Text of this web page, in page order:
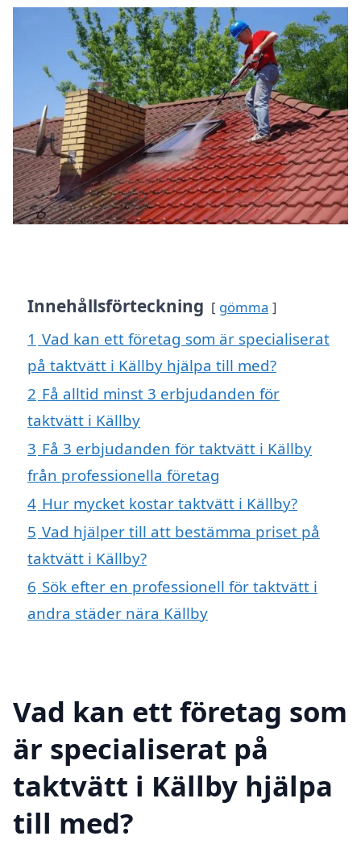
Innehållsförteckning gömma
1 Vad kan ett företag som är specialiserat
på taktvätt i Källby hjälpa till med?
2 Få alltid minst 3 erbjudanden för
taktvätt i Källby
3 Få 3 erbjudanden för taktvätt i Källby
från professionella företag
4 Hur mycket kostar taktvätt i Källby?
5 Vad hjälper till att bestämma priset på
taktvätt i Källby?
6 Sök efter en professionell för taktvätt i
andra städer nära Källby
Vad kan ett företag som
är specialiserat på
taktvätt i Källby hjälpa
till med?